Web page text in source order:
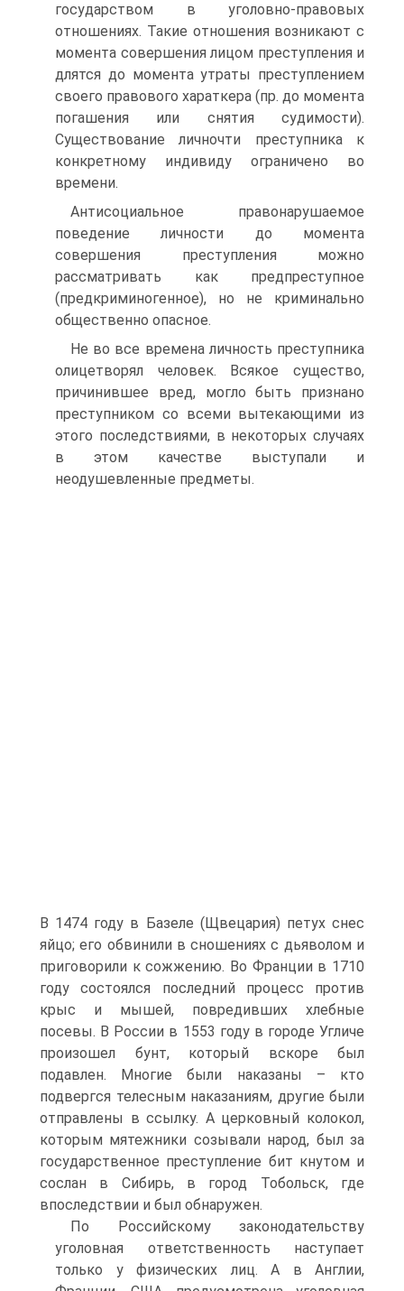
государством в уголовно-правовых
отношениях. Такие отношения возникают с
момента совершения лицом преступления и
длятся до момента утраты преступлением
своего правового хараткера (пр. до момента
погашения или снятия судимости).
Существование личночти преступника к
конкретному индивиду ограничено во
времени.
Антисоциальное правонарушаемое
поведение личности до момента
совершения преступления можно
рассматривать как предпреступное
(предкриминогенное), но не криминально
общественно опасное.
Не во все времена личность преступника
олицетворял человек. Всякое существо,
причинившее вред, могло быть признано
преступником со всеми вытекающими из
этого последствиями, в некоторых случаях
в этом качестве выступали и
неодушевленные предметы.
В 1474 году в Базеле (Щвецария) петух снес
яйцо; его обвинили в сношениях с дьяволом и
приговорили к сожжению. Во Франции в 1710
году состоялся последний процесс против
крыс и мышей, повредивших хлебные
посевы. В России в 1553 году в городе Угличе
произошел бунт, который вскоре был
подавлен. Многие были наказаны – кто
подвергся телесным наказаниям, другие были
отправлены в ссылку. А церковный колокол,
которым мятежники созывали народ, был за
государственное преступление бит кнутом и
сослан в Сибирь, в город Тобольск, где
впоследствии и был обнаружен.
По Российскому законодательству
уголовная ответственность наступает
только у физических лиц. А в Англии,